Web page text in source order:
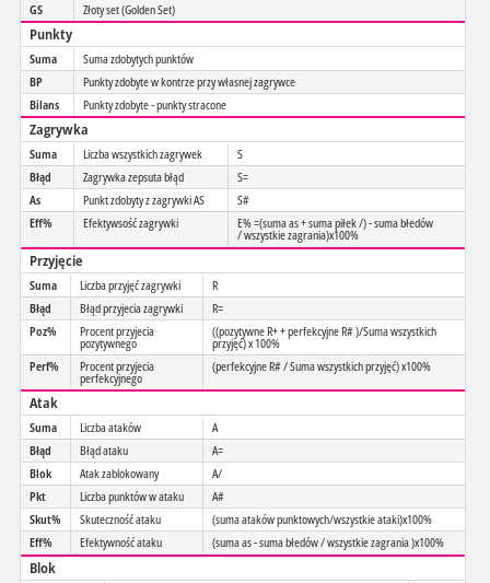
GS
Złoty set (Golden Set)
Punkty
Suma
Suma zdobytych punktów
BP
Punkty zdobyte w kontrze przy własnej zagrywce
Bilans
Punkty zdobyte - punkty stracone
Zagrywka
Suma Liczba wszystkich zagrywek
S
Błąd
Zagrywka zepsuta błąd
S=
As
Punkt zdobyty z zagrywki AS
S#
Eff%
Efektywsość zagrywki E% =(suma as + suma piłek /) - suma błedów
/ wszystkie zagrania)x100%
Przyjęcie
Suma Liczba przyjęć zagrywki
R
Błąd
Błąd przyjecia zagrywki
R=
Poz%
Procent przyjecia
pozytywnego
((pozytywne R+ + perfekcyjne R# )/Suma wszystkich
przyjęć) x 100%
Perf%
Procent przyjecia
perfekcyjnego
(perfekcyjne R# / Suma wszystkich przyjęć) x100%
Atak
Suma Liczba ataków
A
Błąd
Błąd ataku
A=
Blok
Atak zablokowany
A/
Pkt
Liczba punktów w ataku
A#
Skut%
Skuteczność ataku
(suma ataków punktowych/wszystkie ataki)x100%
Eff%
Efektywność ataku (suma as - suma błedów / wszystkie zagrania )x100%
Blok